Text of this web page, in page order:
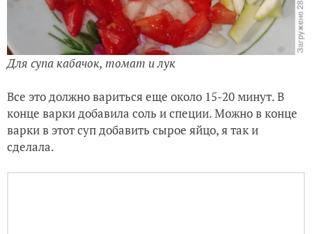
Для супа кабачок, томат и лук
Все это должно вариться еще около 15-20 минут. В
конце варки добавила соль и специи. Можно в конце
варки в этот суп добавить сырое яйцо, я так и
сделала.